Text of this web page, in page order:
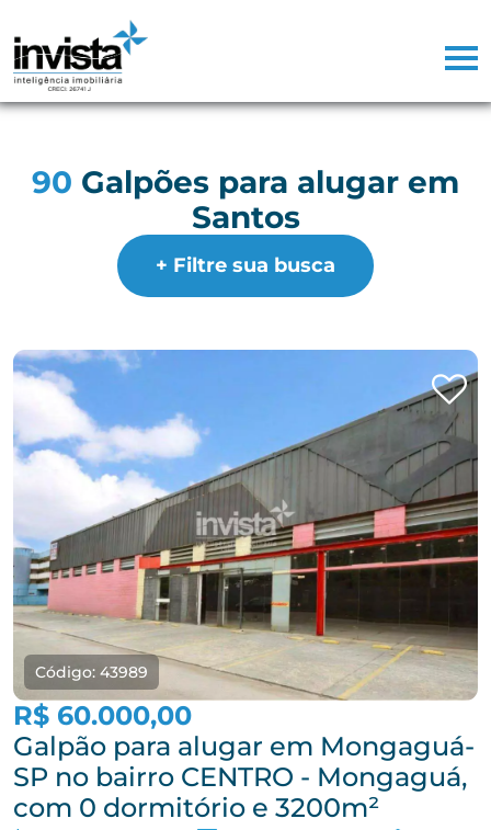
90 Galpões para alugar em
Santos
+ Filtre sua busca
Código: 43989
R$ 60.000,00
Galpão para alugar em Mongaguá-
SP no bairro CENTRO - Mongaguá,
com 0 dormitório e 3200m²